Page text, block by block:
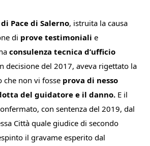
Pace di Salerno, istruita la causa
di prove testimoniali e
consulenza tecnica d’ufficio
decisione del 2017, aveva rigettato la
che non vi fosse prova di nesso
del guidatore e il danno. E il
con sentenza del 2019, dal
Città quale giudice di secondo
il gravame esperito dal